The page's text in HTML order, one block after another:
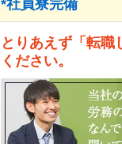
*社員寮完備
とりあえず「転職
ください。